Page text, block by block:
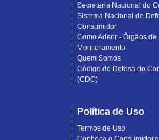
Secretaria Nacional do
Sistema Nacional de
Consumidor
Como Aderir - Órgãos de
Monitoramento
Quem Somos
Código de Defesa do
(CDC)
Política de Uso
Termos de Uso